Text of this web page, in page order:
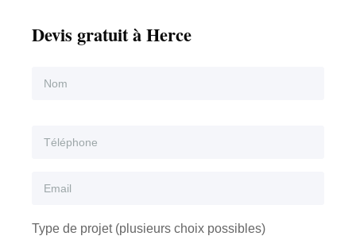
Devis gratuit à Herce
Type de projet (plusieurs choix possibles)